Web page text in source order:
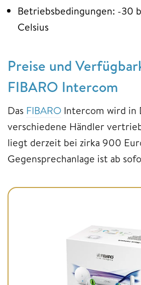
Betriebsbedingungen: -30
Celsius
Preise und
FIBARO Intercom
Das FIBARO Intercom wird in
verschiedene Händler
liegt derzeit bei zirka 900
Gegensprechanlage ist ab